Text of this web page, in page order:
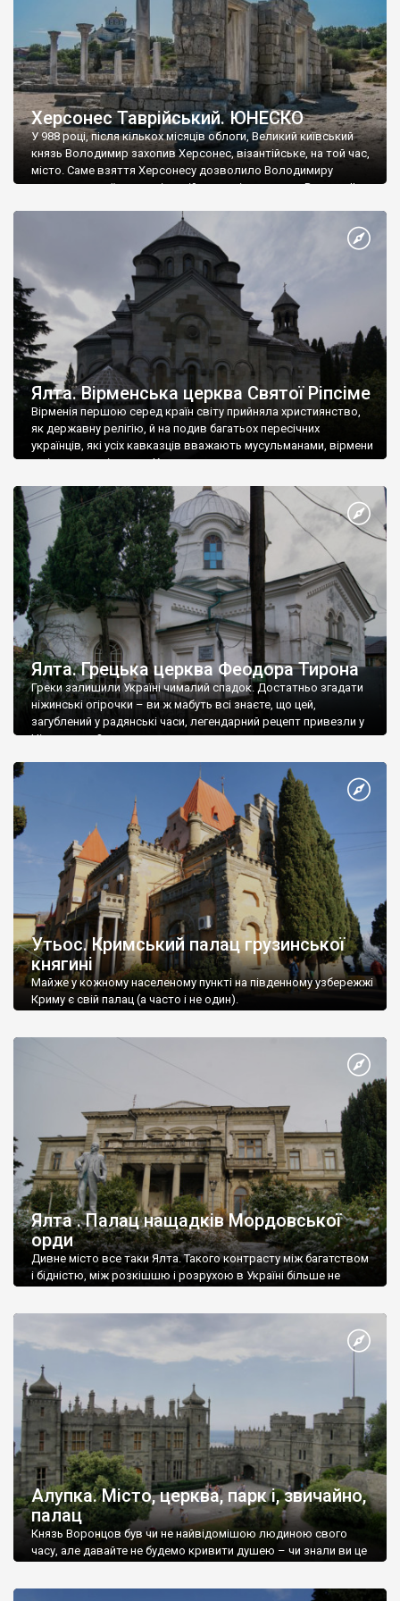
Херсонес Таврійський. ЮНЕСКО
У 988 році, після кількох місяців облоги, Великий київський
князь Володимир захопив Херсонес, візантійське, на той час,
місто. Саме взяття Херсонесу дозволило Володимиру
диктувати свої умови візантійському імператору Василю ІІ, та
Херсонесі Володимир-язичник, став Василем-християнином.
А потім було Хрещення Русі. На честь Херсонесу Таврійського
Ялта. Вірменська церква Святої Ріпсіме
Вірменія першою серед країн світу прийняла християнство,
як державну релігію, й на подив багатьох пересічних
українців, які усіх кавказців вважають мусульманами, вірмени
є відданими вірянами Христа
Ялта. Грецька церква Феодора Тирона
Греки залишили Україні чималий спадок. Достатньо згадати
ніжинські огірочки – ви ж мабуть всі знаєте, що цей,
загублений у радянські часи, легендарний рецепт привезли у
Ніжин греки?
Утьос. Кримський палац грузинської
княгині
Майже у кожному населеному пункті на південному узбережжі
Криму є свій палац (а часто і не один).
Ялта . Палац нащадків Мордовської
орди
Дивне місто все таки Ялта. Такого контрасту між багатством
і бідністю, між розкішшю і розрухою в Україні більше не
Алупка. Місто, церква, парк і, звичайно,
палац
Князь Воронцов був чи не найвідомішою людиною свого
часу, але давайте не будемо кривити душею – чи знали ви це